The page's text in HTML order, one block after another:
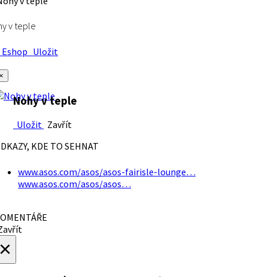
v teple
Uložit
Nohy v teple
Uložit Zavřít
KDE TO SEHNAT
www.asos.com/asos/asos-fairisle-lounge…
www.asos.com/asos/asos…